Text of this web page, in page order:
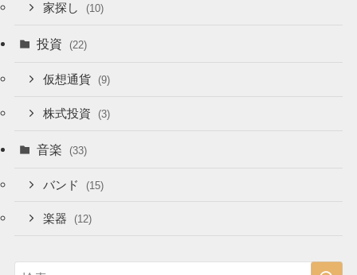
家探し (10)
投資 (22)
仮想通貨 (9)
株式投資 (3)
音楽 (33)
バンド (15)
楽器 (12)